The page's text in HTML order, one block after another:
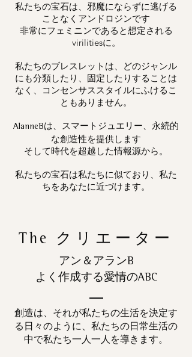
私たちの宝石は、邪魔にならずに逃げる
ことなくアンドロジンです
非常にフェミニンであると想定される
virilitiesに。
私たちのブレスレットは、どのジャンル
にも分類したり、固定したりすることは
なく、コンセンサススタイルにふけるこ
ともありません。
AlanneBは、スマートジュエリー、永続的
な創造性を提供します
そして時代を超越した情報源から。
私たちの宝石は私たちに似ており、私た
ちをあなたに近づけます。
The クリエーター
アン＆アランB
よく作成する愛情のABC
創造は、それが私たちの生活を決定す
る日々のように、私たちの日常生活の
中で私たち一人一人を導きます。